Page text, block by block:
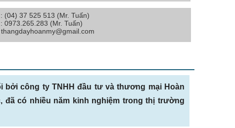
: (04) 37 525 513 (Mr. Tuấn)
: 0973.265.283 (Mr. Tuấn)
thangdayhoanmy@gmail.com
bởi công ty TNHH đầu tư và thương mại Hoàn
đã có nhiều năm kinh nghiệm trong thị trường